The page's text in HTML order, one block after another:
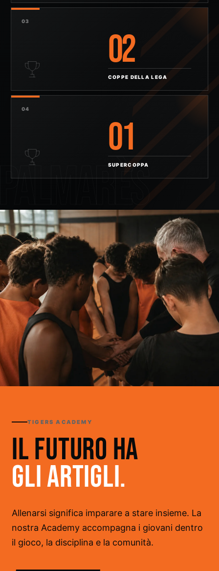
03
02
COPPE DELLA LEGA
04
01
SUPERCOPPA
TIGERS ACADEMY
IL FUTURO HA
GLI ARTIGLI.
Allenarsi significa imparare a stare insieme. La
nostra Academy accompagna i giovani dentro
il gioco, la disciplina e la comunità.